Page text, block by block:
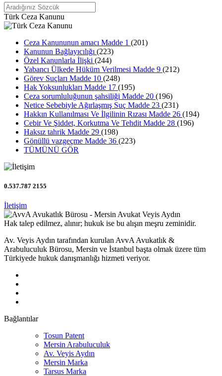
Türk Ceza Kanunu
Ceza Kanununun amacı Madde 1 (201)
Kanunun Bağlayıcılığı (223)
Özel Kanunlarla İlişki (244)
Yabancı Ülkede Hüküm Verilmesi Madde 9 (212)
Görev Suçları Madde 10 (248)
Hak Yoksunlukları Madde 17 (195)
Ceza sorumluluğunun şahsiliği Madde 20 (196)
Netice Sebebiyle Ağırlaşmış Suç Madde 23 (231)
Hakkın Kullanılması Ve İlgilinin Rızası Madde 26 (194)
Cebir Ve Şiddet, Korkutma Ve Tehdit Madde 28 (196)
Haksız tahrik Madde 29 (198)
Gönüllü vazgeçme Madde 36 (223)
TÜMÜNÜ GÖR
0.537.787 2155
İletişim
Hak talep edilmez, alınır; hukuk ise bu alışın meşru zeminidir.
Av. Veyis Aydın tarafından kurulan AvvA Avukatlık &
Arabuluculuk Bürosu, Mersin ve İstanbul başta olmak üzere tüm
Türkiyede hukuk danışmanlığı hizmeti veriyor.
Bağlantılar
Tosun Patent
Mersin Arabuluculuk
Av. Veyis Aydın
Mersin Marka
Tarsus Marka